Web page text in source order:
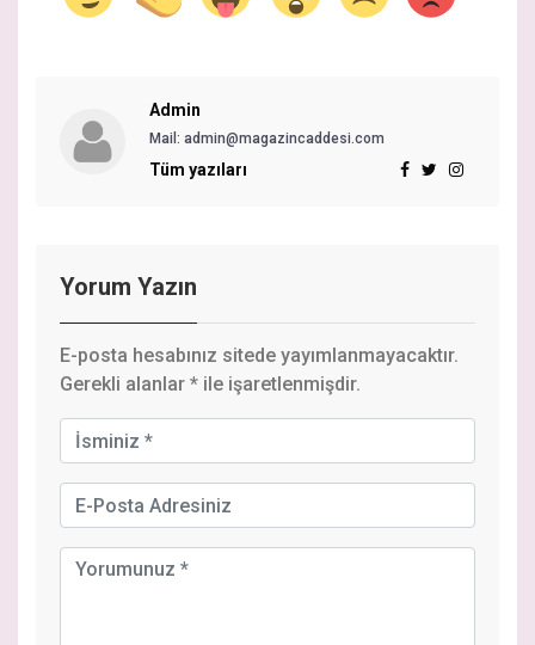
Admin
Mail: admin@magazincaddesi.com
Tüm yazıları
Yorum Yazın
E-posta hesabınız sitede yayımlanmayacaktır.
Gerekli alanlar * ile işaretlenmişdir.